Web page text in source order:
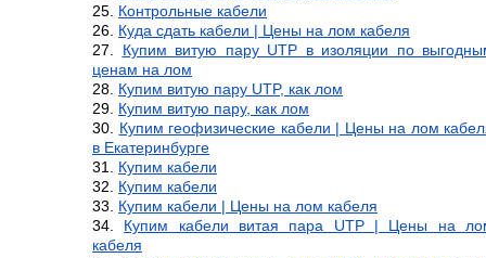
Контрольные кабели
Куда сдать кабели | Цены на лом кабеля
Купим витую пару UTP в изоляции по
ценам на лом
Купим витую пару UTP, как лом
Купим витую пару, как лом
Купим геофизические кабели | Цены на лом
в Екатеринбурге
Купим кабели
Купим кабели
Купим кабели | Цены на лом кабеля
Купим кабели витая пара UTP | Цены на
кабеля